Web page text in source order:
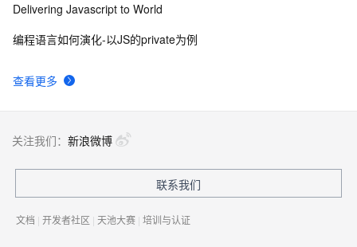
查看更多
Delivering Javascript to World
编程语言如何演化-以JS的private为例
关注我们： 新浪微博
联系我们
文档 | 开发者社区 | 天池大赛 | 培训与认证